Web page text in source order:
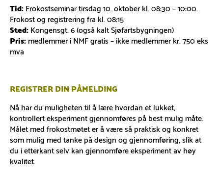
Tid:Frokostseminar tirsdag 10. oktober kl. 08:30 – 10:00.
Frokost og registrering fra kl. 08:15
Sted:Kongensgt. 6 (også kalt Sjøfartsbygningen)
Pris:medlemmer i NMF gratis – ikke medlemmer kr. 750 eks
mva
REGISTRER DIN PÅMELDING
Nå har du muligheten til å lære hvordan et lukket,
kontrollert eksperiment gjennomføres på best mulig måte.
Målet med frokostmøtet er å være så praktisk og konkret
som mulig med tanke på design og gjennomføring, slik at
du i etterkant selv kan gjennomføre eksperiment av høy
kvalitet.